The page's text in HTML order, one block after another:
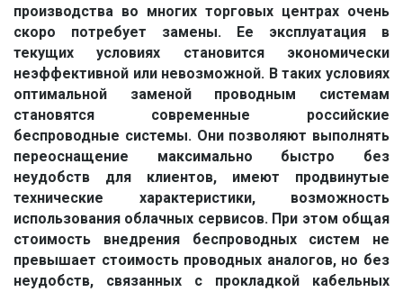
производства во многих торговых центрах очень
скоро потребует замены. Ее эксплуатация в
текущих условиях становится экономически
неэффективной или невозможной. В таких условиях
оптимальной заменой проводным системам
становятся современные российские
беспроводные системы. Они позволяют выполнять
переоснащение максимально быстро без
неудобств для клиентов, имеют продвинутые
технические характеристики, возможность
использования облачных сервисов. При этом общая
стоимость внедрения беспроводных систем не
превышает стоимость проводных аналогов, но без
неудобств, связанных с прокладкой кабельных